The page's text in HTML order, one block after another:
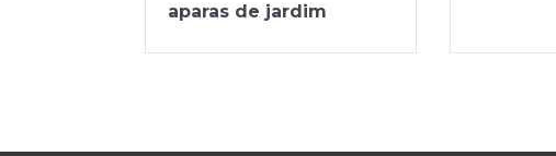
aparas de jardim